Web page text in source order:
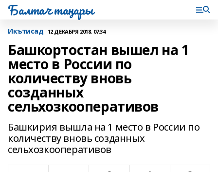
Балтач таңнары
Икътисад 12 ДЕКАБРЯ 2018, 07:34
Башкортостан вышел на 1
место в России по
количеству вновь
созданных
сельхозкооперативов
Башкирия вышла на 1 место в России по
количеству вновь созданных
сельхозкооперативов